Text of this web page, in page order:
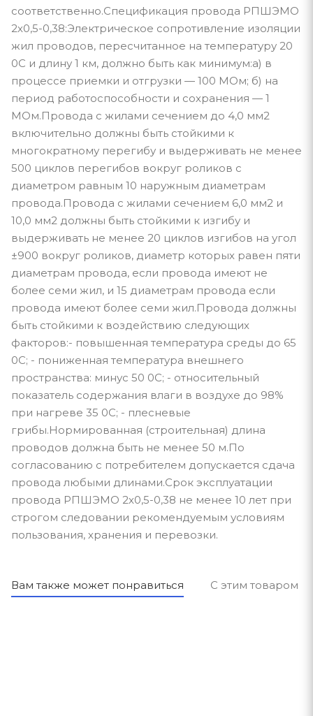
соответственно.Спецификация провода РПШЭМО
2х0,5-0,38:Электрическое сопротивление изоляции
жил проводов, пересчитанное на температуру 20
0С и длину 1 км, должно быть как минимум:а) в
процессе приемки и отгрузки — 100 МОм; б) на
период работоспособности и сохранения — 1
МОм.Провода с жилами сечением до 4,0 мм2
включительно должны быть стойкими к
многократному перегибу и выдерживать не менее
500 циклов перегибов вокруг роликов с
диаметром равным 10 наружным диаметрам
провода.Провода с жилами сечением 6,0 мм2 и
10,0 мм2 должны быть стойкими к изгибу и
выдерживать не менее 20 циклов изгибов на угол
±900 вокруг роликов, диаметр которых равен пяти
диаметрам провода, если провода имеют не
более семи жил, и 15 диаметрам провода если
провода имеют более семи жил.Провода должны
быть стойкими к воздействию следующих
факторов:- повышенная температура среды до 65
0С; - пониженная температура внешнего
пространства: минус 50 0С; - относительный
показатель содержания влаги в воздухе до 98%
при нагреве 35 0С; - плесневые
грибы.Нормированная (строительная) длина
проводов должна быть не менее 50 м.По
согласованию с потребителем допускается сдача
провода любыми длинами.Срок эксплуатации
провода РПШЭМО 2х0,5-0,38 не менее 10 лет при
строгом следовании рекомендуемым условиям
пользования, хранения и перевозки.
Вам также может понравиться С этим товаром